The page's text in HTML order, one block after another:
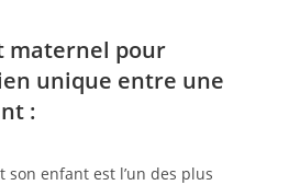
maternel pour
unique entre une
:
enfant est l’un des plus